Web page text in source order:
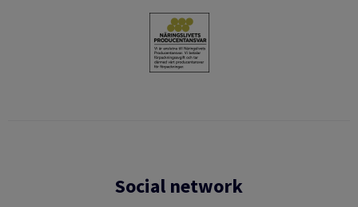
Social network